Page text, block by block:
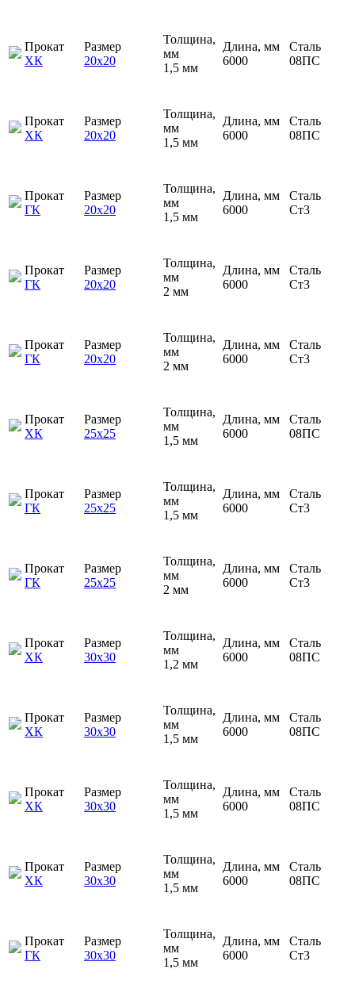
Прокат
ХК
Размер
20х20
Толщина,
мм
1,5 мм
Длина, мм
6000
Сталь
08ПС
Прокат
ХК
Размер
20х20
Толщина,
мм
1,5 мм
Длина, мм
6000
Сталь
08ПС
Прокат
ГК
Размер
20х20
Толщина,
мм
1,5 мм
Длина, мм
6000
Сталь
Ст3
Прокат
ГК
Размер
20х20
Толщина,
мм
2 мм
Длина, мм
6000
Сталь
Ст3
Прокат
ГК
Размер
20х20
Толщина,
мм
2 мм
Длина, мм
6000
Сталь
Ст3
Прокат
ХК
Размер
25х25
Толщина,
мм
1,5 мм
Длина, мм
6000
Сталь
08ПС
Прокат
ГК
Размер
25х25
Толщина,
мм
1,5 мм
Длина, мм
6000
Сталь
Ст3
Прокат
ГК
Размер
25х25
Толщина,
мм
2 мм
Длина, мм
6000
Сталь
Ст3
Прокат
ХК
Размер
30х30
Толщина,
мм
1,2 мм
Длина, мм
6000
Сталь
08ПС
Прокат
ХК
Размер
30х30
Толщина,
мм
1,5 мм
Длина, мм
6000
Сталь
08ПС
Прокат
ХК
Размер
30х30
Толщина,
мм
1,5 мм
Длина, мм
6000
Сталь
08ПС
Прокат
ХК
Размер
30х30
Толщина,
мм
1,5 мм
Длина, мм
6000
Сталь
08ПС
Прокат
ГК
Размер
30х30
Толщина,
мм
1,5 мм
Длина, мм
6000
Сталь
Ст3